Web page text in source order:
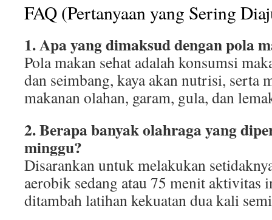
FAQ (Pertanyaan yang Sering
1. Apa yang dimaksud dengan pola
Pola makan sehat adalah konsumsi
dan seimbang, kaya akan nutrisi, serta
makanan olahan, garam, gula, dan
2. Berapa banyak olahraga yang
minggu?
Disarankan untuk melakukan
aerobik sedang atau 75 menit aktivitas
ditambah latihan kekuatan dua kali